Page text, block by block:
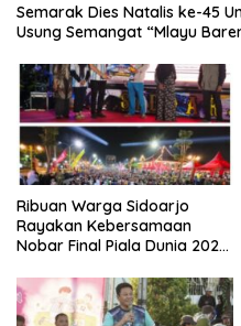
Semarak Dies Natalis ke-45
Usung Semangat “Mlayu
Ribuan Warga Sidoarjo
Rayakan Kebersamaan
Nobar Final Piala Dunia 2026
Forkopimda